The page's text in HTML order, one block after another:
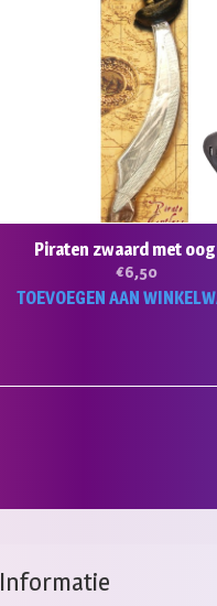
Piraten zwaard met
€6,50
TOEVOEGEN AAN
Informatie